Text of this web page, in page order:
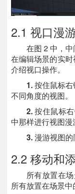
2.1 视口漫
在图 2 中，
在编辑场景的实
介绍视口操作。
1.按住鼠标
不同角度的视图。
2.按住鼠标
中那样进行视图漫
3.漫游视图的
2.2 移动和
所有放置在
所有放置在场景中